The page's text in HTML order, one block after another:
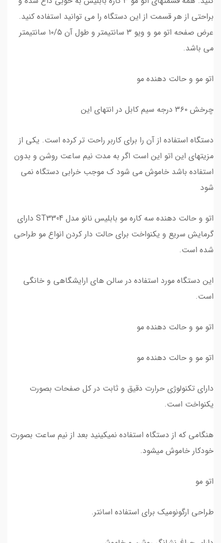
براحتی از هر قسمت از این دستگاه را می توانید استفاده کنید.
عرض صفحه اتو مو و ویو ۳ سانتیمتر و طول آن ۱۰/۵ سانتیمتر
می باشد.
اتو مو و حالت دهنده مو
چرخش ۳۶۰ درجه سیم کابل در انتهای این
دستگاه استفاده از آن را برای کاربر راحت تر کرده است. یکی از
مزیتهای این اتو این است اگر به مدت نیم ساعت روشن و بدون
استفاده باشد خاموش می شود ک موجب خرابی دستگاه نمی
شود
اتو و حالت دهنده سه کاره مو بابلیس نانو مدل ST3304 دارای
گرمایش سریع و یکنواخت برای حالت دار کردن انواع مو طراحی
شده است.
این دستگاه مورد استفاده در سالن های ارایشگاهی و خانگی
است.
اتو مو و حالت دهنده مو
اتو مو و حالت دهنده مو
دارای تکنولوژی حرارت دقیق و ثابت در کل صفحات بصورت
یکنواخت است.
هنگامی که از دستگاه استفاده نمیکینید بعد از نیم ساعت بصورت
خودکار خاموش میشود.
اتو مو
طراحی ارگونومیک برای استفاده اسانتر.